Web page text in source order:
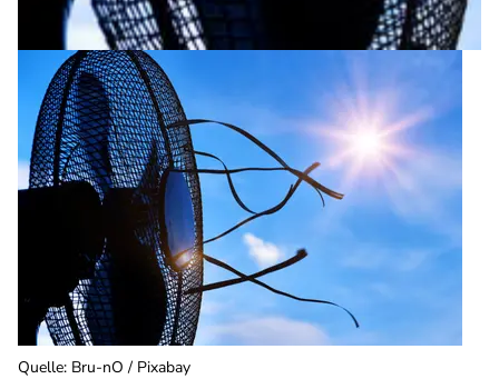
Quelle: Bru-nO / Pixabay